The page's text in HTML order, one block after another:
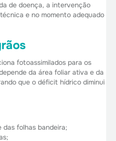
de doença, a intervenção
e no momento adequado
fotoassimilados para os
da área foliar ativa e da
que o déficit hídrico diminui
folhas bandeira;